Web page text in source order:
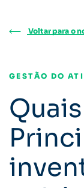
Voltar para o
GESTÃO DO